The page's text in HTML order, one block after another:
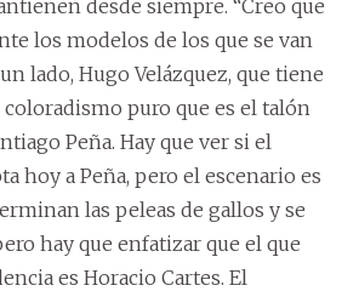
desde siempre. “Creo que
los modelos de los que se van
lado, Hugo Velázquez, que tiene
puro que es el talón
Peña. Hay que ver si el
hoy a Peña, pero el escenario es
las peleas de gallos y se
hay que enfatizar que el que
es Horacio Cartes. El